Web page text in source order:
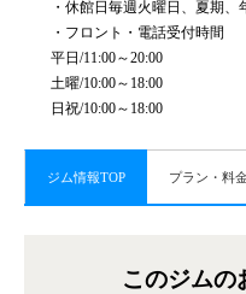
・休館日毎週火曜日、夏期、
・フロント・電話受付時間
平日/11:00～20:00
土曜/10:00～18:00
日祝/10:00～18:00
ジム情報TOP プラン・料
このジムの